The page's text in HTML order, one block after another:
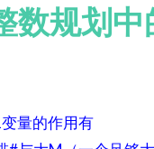
数规划
量的作用有